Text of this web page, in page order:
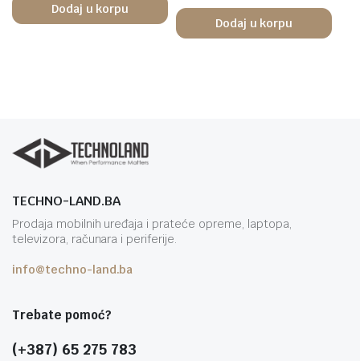
Dodaj u korpu
Dodaj u korpu
TECHNO-LAND.BA
Prodaja mobilnih uređaja i prateće opreme, laptopa,
televizora, računara i periferije.
info@techno-land.ba
Trebate pomoć?
(+387) 65 275 783